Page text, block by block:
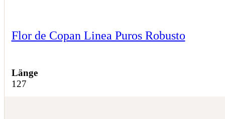
Flor de Copan Linea Puros Robusto
Länge
127